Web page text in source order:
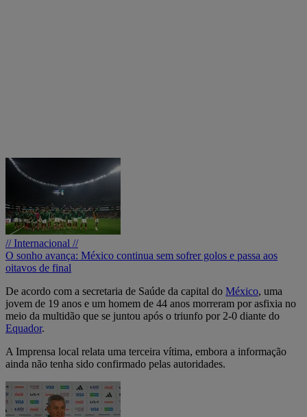
// Internacional //
O sonho avança: México continua sem sofrer golos e passa aos
oitavos de final
De acordo com a secretaria de Saúde da capital do México, uma
jovem de 19 anos e um homem de 44 anos morreram por asfixia no
meio da multidão que se juntou após o triunfo por 2-0 diante do
Equador.
A Imprensa local relata uma terceira vítima, embora a informação
ainda não tenha sido confirmado pelas autoridades.